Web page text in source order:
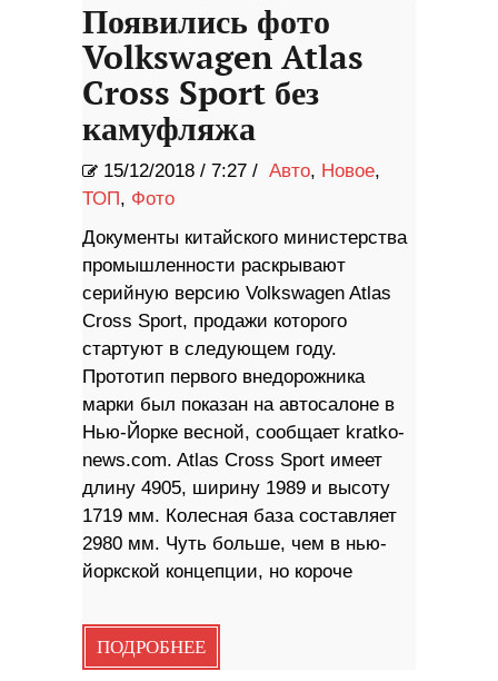
Появились фото
Volkswagen Atlas
Cross Sport без
камуфляжа
15/12/2018 / 7:27 / Авто, Новое,
ТОП, Фото
Документы китайского министерства
промышленности раскрывают
серийную версию Volkswagen Atlas
Cross Sport, продажи которого
стартуют в следующем году.
Прототип первого внедорожника
марки был показан на автосалоне в
Нью-Йорке весной, сообщает kratko-
news.com. Atlas Cross Sport имеет
длину 4905, ширину 1989 и высоту
1719 мм. Колесная база составляет
2980 мм. Чуть больше, чем в нью-
йоркской концепции, но короче
ПОДРОБНЕЕ